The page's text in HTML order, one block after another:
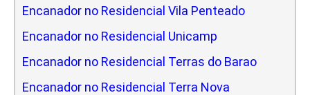
Encanador no Residencial Vila Penteado
Encanador no Residencial Unicamp
Encanador no Residencial Terras do Barao
Encanador no Residencial Terra Nova